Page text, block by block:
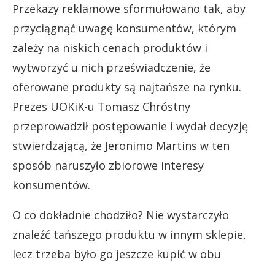
Przekazy reklamowe sformułowano tak, aby
przyciągnąć uwagę konsumentów, którym
zależy na niskich cenach produktów i
wytworzyć u nich przeświadczenie, że
oferowane produkty są najtańsze na rynku.
Prezes UOKiK-u Tomasz Chróstny
przeprowadził postępowanie i wydał decyzję
stwierdzającą, że Jeronimo Martins w ten
sposób naruszyło zbiorowe interesy
konsumentów.
O co dokładnie chodziło? Nie wystarczyło
znaleźć tańszego produktu w innym sklepie,
lecz trzeba było go jeszcze kupić w obu